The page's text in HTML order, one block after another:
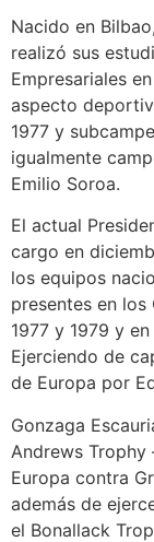
Nacido en
realizó sus
Empresariales
aspecto
1977 y
igualmente
Emilio Soroa.
El actual
cargo en
los equipos
presentes en
1977 y 1979 y
Ejerciendo de
de Europa por
Gonzaga
Andrews
Europa contra
además de
el Bonallack